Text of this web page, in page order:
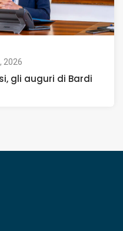
2026
gli auguri di Bardi